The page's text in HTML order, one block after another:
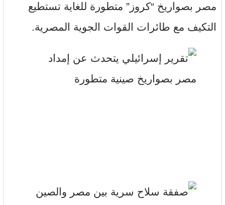
مصر بصواريخ “كروز” متطورة للغاية تستطيع
التكيف مع طائرات القوات الجوية المصرية.